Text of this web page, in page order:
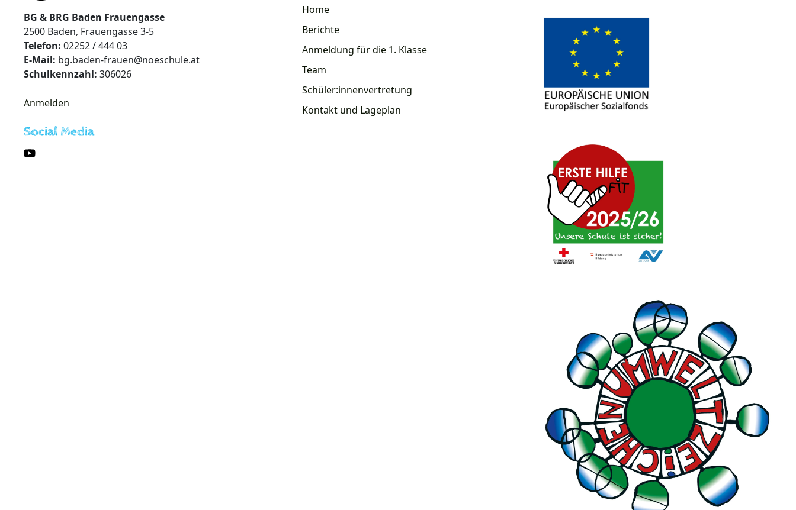
BG & BRG Baden Frauengasse
2500 Baden, Frauengasse 3-5
Telefon: 02252 / 444 03
E-Mail: bg.baden-frauen@noeschule.at
Schulkennzahl: 306026
Anmelden
Social Media
Home
Berichte
Anmeldung für die 1. Klasse
Team
Schüler:innenvertretung
Kontakt und Lageplan